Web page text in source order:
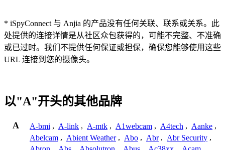
* iSpyConnect 与 Anjia 的产品没有任何关联、联系或关系。此
处提供的连接详情是从社区众包获得的，可能不完整、不准确
或已过时。我们不提供任何保证或担保，确保您能够使用这些
URL 连接到您的摄像头。
以"A"开头的其他品牌
A A-bmi , A-link , A-mtk , A1webcam , A4tech , Aanke ,
Abelcam , Abient Weather , Abo , Abr , Abr Security ,